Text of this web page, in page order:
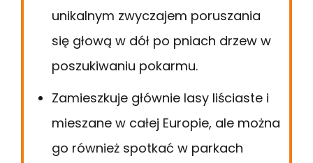
unikalnym zwyczajem poruszania
się głową w dół po pniach drzew w
poszukiwaniu pokarmu.
Zamieszkuje głównie lasy liściaste i
mieszane w całej Europie, ale można
go również spotkać w parkach